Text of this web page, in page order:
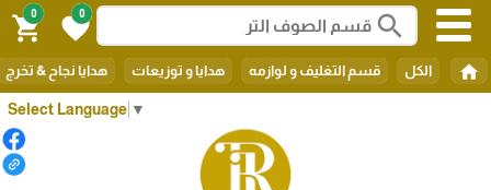
Select Language ▼
search
0
favorite
0
shopping_cart
home الكل قسم التغليف و لوازمه هدايا و توزيعات هدايا نجاح & تخرج